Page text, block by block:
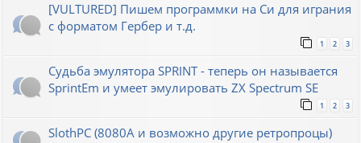
[VULTURED] Пишем программки на Си для играния
с форматом Гербер и т.д.
1 2 3
Судьба эмулятора SPRINT - теперь он называется
SprintEm и умеет эмулировать ZX Spectrum SE
1 2 3
SlothPC (8080A и возможно другие ретропроцы)